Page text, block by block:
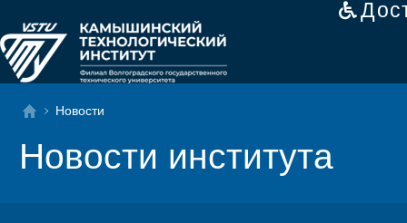
Новости
Новости института